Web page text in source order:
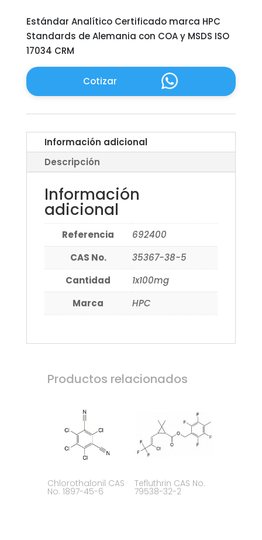
Estándar Analítico Certificado marca HPC
Standards de Alemania con COA y MSDS ISO
17034 CRM
Cotizar
Información adicional
Descripción
Información
adicional
Referencia
692400
CAS No.
35367-38-5
Cantidad
1x100mg
Marca
HPC
Productos relacionados
Chlorothalonil CAS
No. 1897-45-6
Tefluthrin CAS No.
79538-32-2